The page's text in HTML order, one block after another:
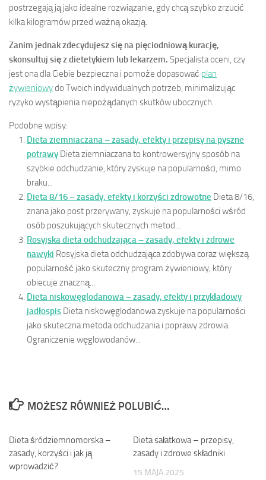
postrzegają ją jako idealne rozwiązanie, gdy chcą szybko zrzucić
kilka kilogramów przed ważną okazją.
Zanim jednak zdecydujesz się na pięciodniową kurację,
skonsultuj się z dietetykiem lub lekarzem. Specjalista oceni, czy
jest ona dla Ciebie bezpieczna i pomoże dopasować plan
żywieniowydo Twoich indywidualnych potrzeb, minimalizując
ryzyko wystąpienia niepożądanych skutków ubocznych.
Podobne wpisy:
Dieta ziemniaczana – zasady, efekty i przepisy na pyszne
potrawy Dieta ziemniaczana to kontrowersyjny sposób na
szybkie odchudzanie, który zyskuje na popularności, mimo
braku...
Dieta 8/16 – zasady, efekty i korzyści zdrowotne Dieta 8/16,
znana jako post przerywany, zyskuje na popularności wśród
osób poszukujących skutecznych metod...
Rosyjska dieta odchudzająca – zasady, efekty i zdrowe
nawyki Rosyjska dieta odchudzająca zdobywa coraz większą
popularność jako skuteczny program żywieniowy, który
obiecuje znaczną...
Dieta niskowęglodanowa – zasady, efekty i przykładowy
jadłospis Dieta niskowęglodanowa zyskuje na popularności
jako skuteczna metoda odchudzania i poprawy zdrowia.
Ograniczenie węglowodanów...
MOŻESZ RÓWNIEŻ POLUBIĆ…
Dieta śródziemnomorska –
zasady, korzyści i jak ją
wprowadzić?
Dieta sałatkowa – przepisy,
zasady i zdrowe składniki
15 MAJA 2025